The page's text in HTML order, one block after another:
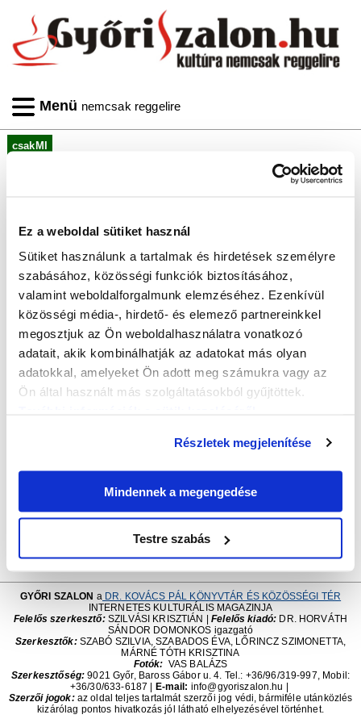
Ez a weboldal sütiket használ
Sütiket használunk a tartalmak és hirdetések személyre
szabásához, közösségi funkciók biztosításához,
valamint weboldalforgalmunk elemzéséhez. Ezenkívül
közösségi média-, hirdető- és elemező partnereinkkel
megosztjuk az Ön weboldalhasználatra vonatkozó
adatait, akik kombinálhatják az adatokat más olyan
adatokkal, amelyeket Ön adott meg számukra vagy az
Ön által használt más szolgáltatásokból gyűjtöttek.
Részletek megjelenítése
Mindennek a megengedése
Testre szabás
Menü nemcsak reggelire
csakMI
cikkei:
1. rész:Győr város címere
2. rész:A vaskakas
3. rész:A petárda
4. rész: A Frigyes-laktanya
5. rész:
A győri Városháza
6. rész:
Jászai Mari kézírásos meghívó levelei Laczkó
nyomda (1727-1850) legelső kiadványa
GYŐRI SZALON aDR. KOVÁCS PÁL KÖNYVTÁR ÉS KÖZÖSSÉGI TÉR
INTERNETES KULTURÁLIS MAGAZINJA
Felelős szerkesztő:SZILVÁSI KRISZTIÁN | Felelős kiadó: DR. HORVÁTH
SÁNDOR DOMONKOS igazgató
Szerkesztők: SZABÓ SZILVIA, SZABADOS ÉVA, LŐRINCZ SZIMONETTA,
MÁRNÉ TÓTH KRISZTINA
Fotók: VAS BALÁZS
Szerkesztőség: 9021 Győr, Baross Gábor u. 4. Tel.: +36/96/319-997, Mobil:
+36/30/633-6187
E-mail: info@gyoriszalon.hu |
Szerzői jogok:az oldal teljes tartalmát szerzői jog védi, bármiféle utánközlés
kizárólag pontos hivatkozás jól látható elhelyezésével történhet.